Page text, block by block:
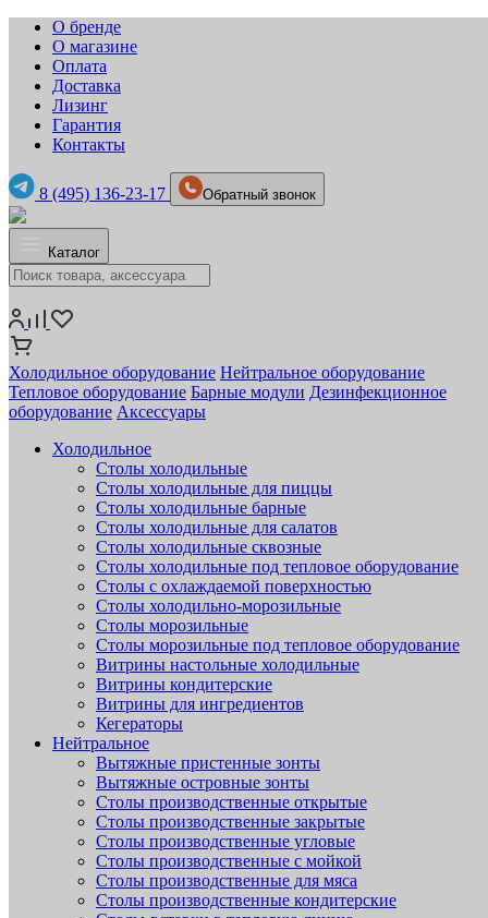
О бренде
О магазине
Оплата
Доставка
Лизинг
Гарантия
Контакты
8 (495) 136-23-17 Обратный звонок
Каталог
Холодильное оборудование Нейтральное оборудование
Тепловое оборудование Барные модули Дезинфекционное
оборудование Аксессуары
Холодильное
Столы холодильные
Столы холодильные для пиццы
Столы холодильные барные
Столы холодильные для салатов
Столы холодильные сквозные
Столы холодильные под тепловое оборудование
Столы с охлаждаемой поверхностью
Столы холодильно-морозильные
Столы морозильные
Столы морозильные под тепловое оборудование
Витрины настольные холодильные
Витрины кондитерские
Витрины для ингредиентов
Кегераторы
Нейтральное
Вытяжные пристенные зонты
Вытяжные островные зонты
Столы производственные открытые
Столы производственные закрытые
Столы производственные угловые
Столы производственные с мойкой
Столы производственные для мяса
Столы производственные кондитерские